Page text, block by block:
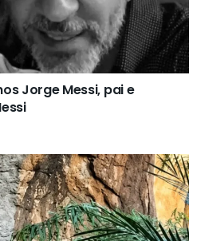
Jorge Messi, pai e